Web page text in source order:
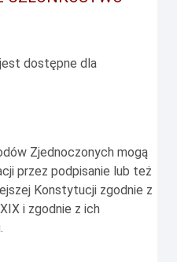
dostępne dla
Zjednoczonych mogą
przez podpisanie lub też
Konstytucji zgodnie z
i zgodnie z ich